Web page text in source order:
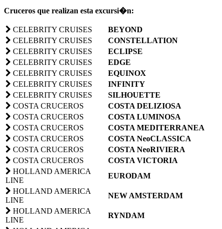
Cruceros que realizan esta excursi�n:
CELEBRITY CRUISES
BEYOND
CELEBRITY CRUISES
CONSTELLATION
CELEBRITY CRUISES
ECLIPSE
CELEBRITY CRUISES
EDGE
CELEBRITY CRUISES
EQUINOX
CELEBRITY CRUISES
INFINITY
CELEBRITY CRUISES
SILHOUETTE
COSTA CRUCEROS
COSTA DELIZIOSA
COSTA CRUCEROS
COSTA LUMINOSA
COSTA CRUCEROS
COSTA MEDITERRANEA
COSTA CRUCEROS
COSTA NeoCLASSICA
COSTA CRUCEROS
COSTA NeoRIVIERA
COSTA CRUCEROS
COSTA VICTORIA
HOLLAND AMERICA
LINE
EURODAM
HOLLAND AMERICA
LINE
NEW AMSTERDAM
HOLLAND AMERICA
LINE
RYNDAM